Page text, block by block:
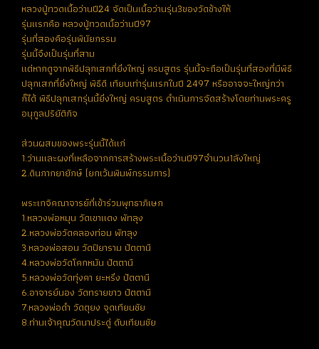
หลวงปู่ทวดเนื้อว่านปี24 จัดเป็นเนื้อว่านรุ่น3ของวัดช้างให้
รุ่นแรกคือ หลวงปู่ทวดเนื้อว่านปี97
รุ่นที่สองคือรุ่นพินัยกรรม
รุ่นนี้จึงเป็นรุ่นที่สาม
แต่หากดูจากพิธีปลุกเสกที่ยิ่งใหญ่ ครบสูตร รุ่นนี้จะถือเป็นรุ่นที่สองที่มีพิธี
ปลุกเสกที่ยิ่งใหญ่ พิธีดี เทียบเท่ารุ่นแรกในปี 2497 หรืออาจจะใหญ่กว่า
ก็ได้ พิธีปลุกเสกรุ่นนี้ยิ่งใหญ่ ครบสูตร ดำเนินการจัดสร้างโดยท่านพระครู
อนุกูลปริยัติกิจ
ส่วนผสมของพระรุ่นนี้ได้แก่
1.ว่านและผงที่เหลือจากการสร้างพระเนื้อว่านปี97จำนวน1ลังใหญ่
2.ดินกากยายักษ์ (ยกเว้นพิมพ์กรรมการ)
พระเกจิคณาจารย์ที่เข้าร่วมพุทธาภิเษก
1.หลวงพ่อหมุน วัดเขาแดง พัทลุง
2.หลวงพ่อวัดคลองท่อม พัทลุง
3.หลวงพ่อสอน วัดปิยาราม ปัตตานี
4.หลวงพ่อวัดโคกหมัน ปัตตานี
5.หลวงพ่อวัดทุ่งคา ยะหริ่ง ปัตตานี
6.อาจารย์นอง วัดทรายขาว ปัตตานี
7.หลวงพ่อดำ วัดตุยง จุดเทียนชัย
8.ท่านเจ้าคุณวัดนาประดู่ ดับเทียนชัย